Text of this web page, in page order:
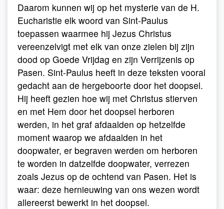
Daarom kunnen wij op het mysterie van de H.
Eucharistie elk woord van Sint-Paulus
toepassen waarmee hij Jezus Christus
vereenzelvigt met elk van onze zielen bij zijn
dood op Goede Vrijdag en zijn Verrijzenis op
Pasen. Sint-Paulus heeft in deze teksten vooral
gedacht aan de hergeboorte door het doopsel.
Hij heeft gezien hoe wij met Christus stierven
en met Hem door het doopsel herboren
werden, in het graf afdaalden op hetzelfde
moment waarop we afdaalden in het
doopwater, er begraven werden om herboren
te worden in datzelfde doopwater, verrezen
zoals Jezus op de ochtend van Pasen. Het is
waar: deze hernieuwing van ons wezen wordt
allereerst bewerkt in het doopsel.